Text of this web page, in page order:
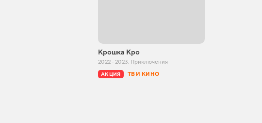
Крошка Кро
2022 - 2023, Приключения
АКЦИЯ ТВ И КИНО